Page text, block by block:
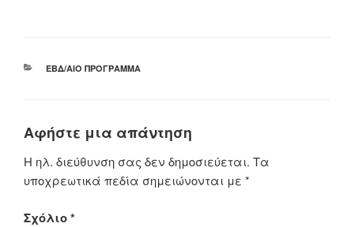
ΚΑΤΗΓΟΡΊΕΣ
ΕΒΔ/ΑΊΟ ΠΡΌΓΡΑΜΜΑ
Αφήστε μια απάντηση
Η ηλ. διεύθυνση σας δεν δημοσιεύεται. Τα
υποχρεωτικά πεδία σημειώνονται με *
Σχόλιο*